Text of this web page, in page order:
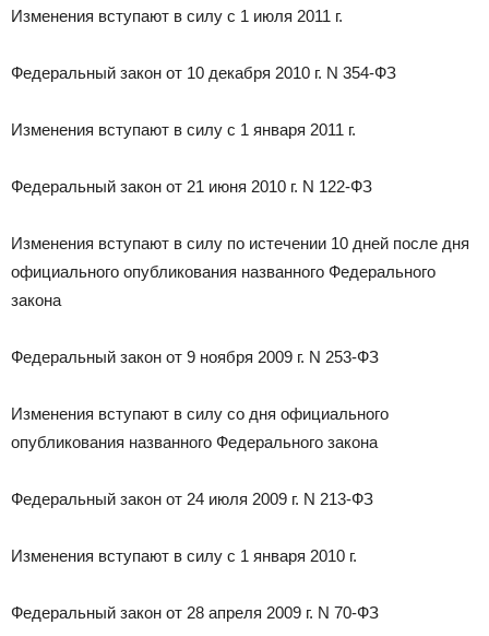
Изменения вступают в силу с 1 июля 2011 г.
Федеральный закон от 10 декабря 2010 г. N 354-ФЗ
Изменения вступают в силу с 1 января 2011 г.
Федеральный закон от 21 июня 2010 г. N 122-ФЗ
Изменения вступают в силу по истечении 10 дней после дня
официального опубликования названного Федерального
закона
Федеральный закон от 9 ноября 2009 г. N 253-ФЗ
Изменения вступают в силу со дня официального
опубликования названного Федерального закона
Федеральный закон от 24 июля 2009 г. N 213-ФЗ
Изменения вступают в силу с 1 января 2010 г.
Федеральный закон от 28 апреля 2009 г. N 70-ФЗ